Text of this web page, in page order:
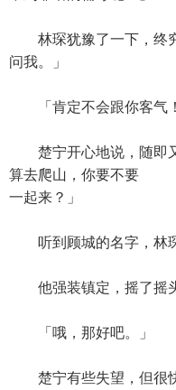
林琛犹豫了一下，终究
问我。」
「肯定不会跟你客气！
楚宁开心地说，随即又
算去爬山，你要不要
一起来？」
听到顾城的名字，林琛
他强装镇定，摇了摇头
「哦，那好吧。」
楚宁有些失望，但很快